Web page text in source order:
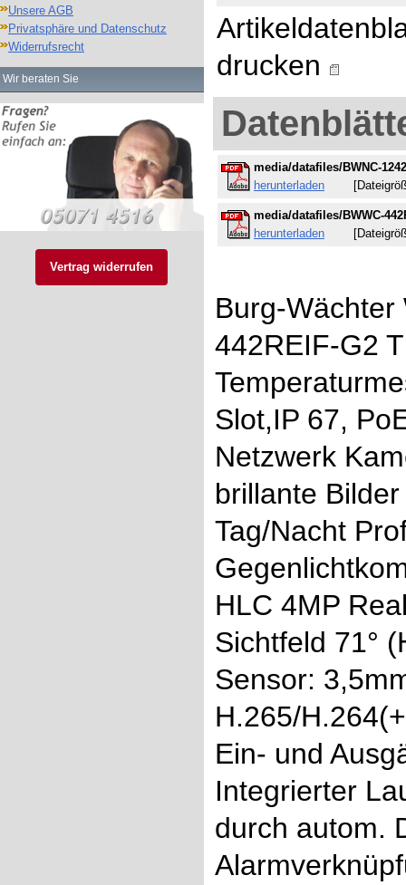
Unsere AGB
Privatsphäre und Datenschutz
Widerrufsrecht
Wir beraten Sie
Vertrag widerrufen
drucken
media/datafiles/BWNC-
herunterladen
media/datafiles/BWWC-
herunterladen
Burg-
442REIF-G2
Slot,IP 67,
Netzwerk
brillante
Tag/Nacht
HLC 4MP
Sichtfeld 71°
Sensor:
H.265/
Ein- und
Integrierter
durch autom.